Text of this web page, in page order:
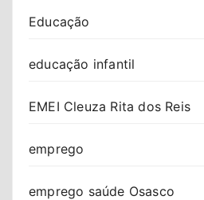
Educação
educação infantil
EMEI Cleuza Rita dos Reis
emprego
emprego saúde Osasco